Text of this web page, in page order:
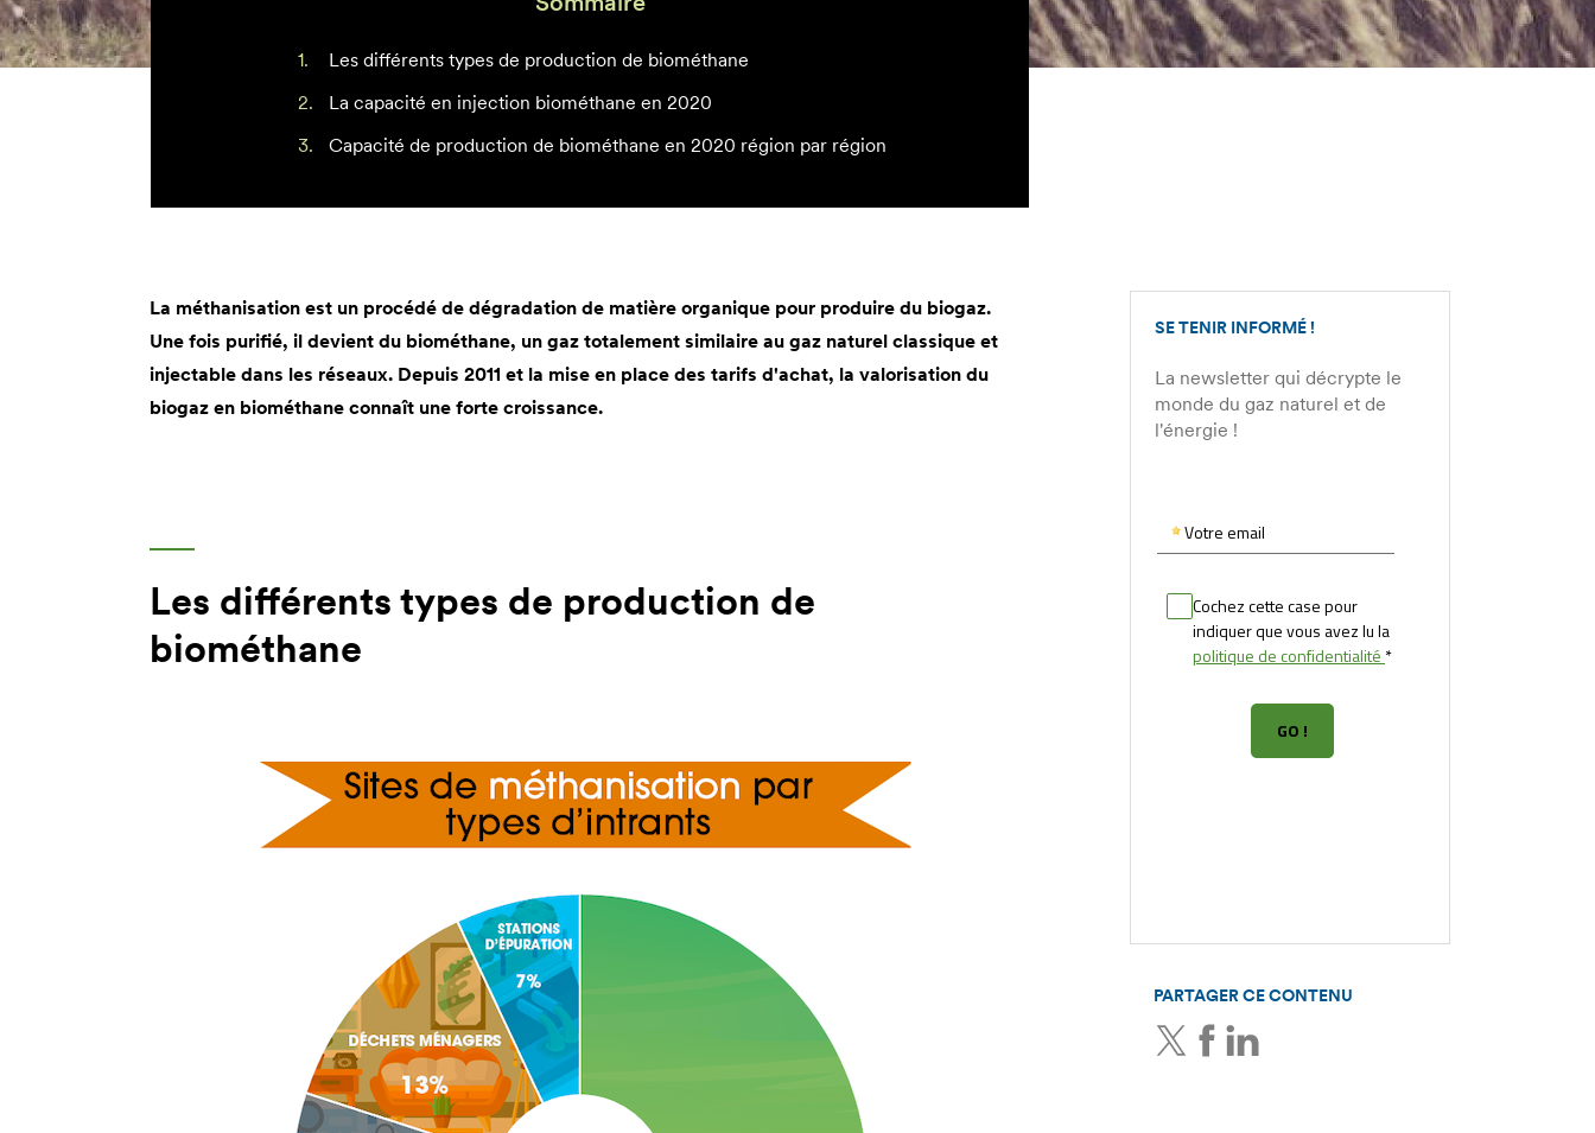
Les différents types de production de biométhane
La capacité en injection biométhane en 2020
Capacité de production de biométhane en 2020 région par région
La méthanisation est un procédé de dégradation de matière organique pour produire du biogaz.
Une fois purifié, il devient du biométhane, un gaz totalement similaire au gaz naturel classique et
injectable dans les réseaux. Depuis 2011 et la mise en place des tarifs d'achat, la valorisation du
biogaz en biométhane connaît une forte croissance.
Les différents types de production de
biométhane
SE TENIR INFORMÉ !
La newsletter qui décrypte le
monde du gaz naturel et de
l'énergie !
PARTAGER CE CONTENU
Twitter